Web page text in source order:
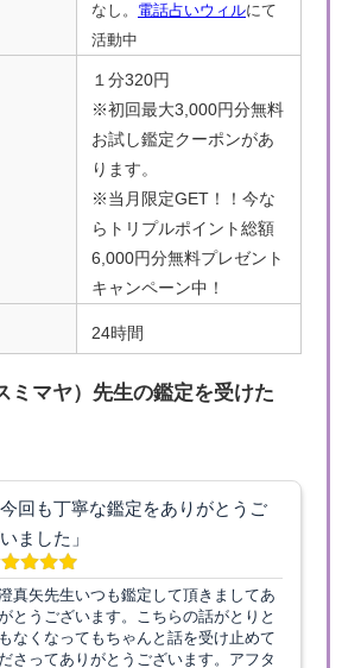
なし。 電話占いウィルにて
活動中
１分320円
※初回最大3,000円分無料
お試し鑑定クーポンがあ
ります。
※当月限定GET！！今な
らトリプルポイント総額
6,000円分無料プレゼント
キャンペーン中！
24時間
ミマヤ）先生の鑑定を受けた
今回も丁寧な鑑定をありがとうご
ました」
真矢先生いつも鑑定して頂きましてあ
とうございます。こちらの話がとりと
なくなってもちゃんと話を受け止めて
さってありがとうございます。アフタ